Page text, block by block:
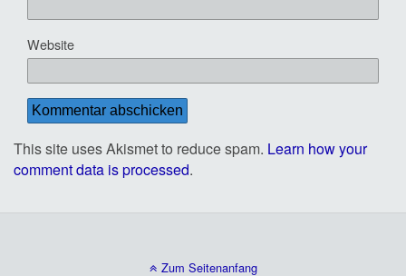
Website
This site uses Akismet to reduce spam. Learn how your
comment data is processed.
Zum Seitenanfang